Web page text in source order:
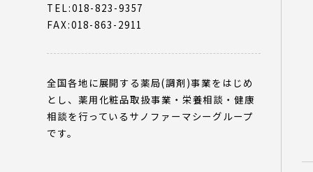
TEL:018-823-9357
FAX:018-863-2911
全国各地に展開する薬局(調剤)事業をはじめ
とし、薬用化粧品取扱事業・栄養相談・健康
相談を行っているサノファーマシーグループ
です。